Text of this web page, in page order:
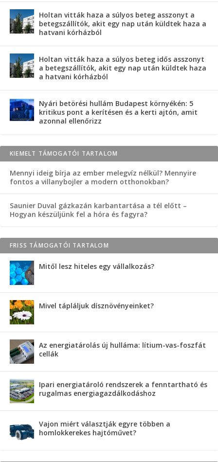
Holtan vitták haza a súlyos beteg asszonyt a
betegszállítók, akit egy nap után küldtek haza a
hatvani kórházból
Holtan vitták haza a súlyos beteg idős asszonyt
a betegszállítók, akit egy nap után küldtek haza
a hatvani kórházból
Nyári betörési hullám Budapest környékén: 5
kritikus pont a kerítésen és a kerti ajtón, amit
azonnal ellenőrizz
KIEMELT TÁMOGATÓI TARTALOM
Mennyi ideig bírja az ember melegvíz nélkül? Mennyire
fontos a villanybojler a modern otthonokban?
Saunier Duval gázkazán karbantartása a tél előtt –
Hogyan készüljünk fel a hóra és fagyra?
FRISS TÁMOGATÓI TARTALOM
Mitől lesz hiteles egy vállalkozás?
Mivel tápláljuk dísznövényeinket?
Az energiatárolás új hulláma: lítium-vas-foszfát
cellák
Ipari energiatároló rendszerek a fenntartható és
rugalmas energiagazdálkodáshoz
Vajon miért választják egyre többen a
homlokkerekes hajtóművet?